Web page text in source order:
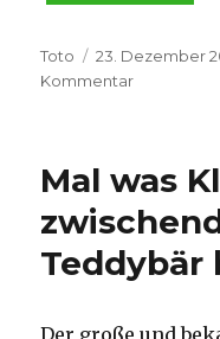
Autor
Toto
Veröffentlicht
am
23. Dezember
Kommentarzu
mit
Carmen
Mal was
Teddybär
Der große und